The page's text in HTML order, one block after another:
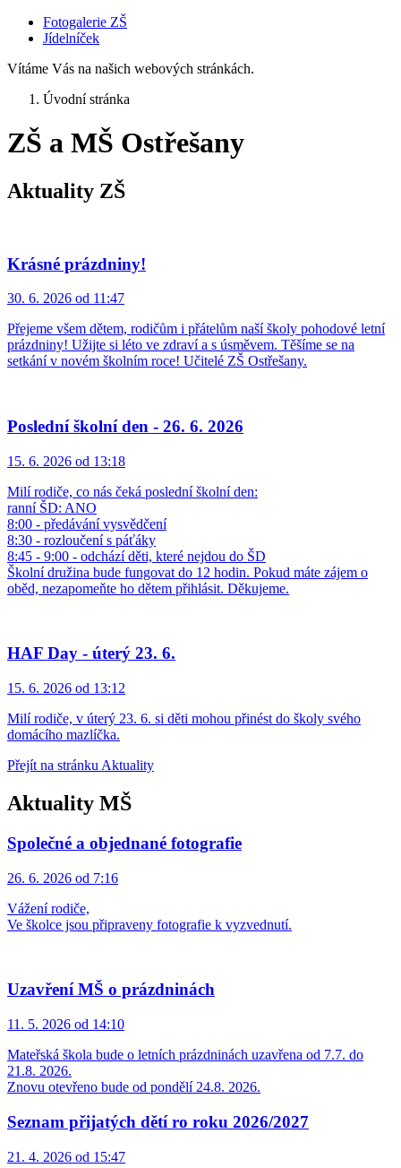
Fotogalerie ZŠ
Jídelníček
Vítáme Vás na našich webových stránkách.
Úvodní stránka
ZŠ a MŠ Ostřešany
Aktuality ZŠ
Krásné prázdniny!
30. 6. 2026 od 11:47
Přejeme všem dětem, rodičům i přátelům naší školy pohodové letní
prázdniny! Užijte si léto ve zdraví a s úsměvem. Těšíme se na
setkání v novém školním roce! Učitelé ZŠ Ostřešany.
Poslední školní den - 26. 6. 2026
15. 6. 2026 od 13:18
Milí rodiče, co nás čeká poslední školní den:
ranní ŠD: ANO
8:00 - předávání vysvědčení
8:30 - rozloučení s páťáky
8:45 - 9:00 - odchází děti, které nejdou do ŠD
Školní družina bude fungovat do 12 hodin. Pokud máte zájem o
oběd, nezapomeňte ho dětem přihlásit. Děkujeme.
HAF Day - úterý 23. 6.
15. 6. 2026 od 13:12
Milí rodiče, v úterý 23. 6. si děti mohou přinést do školy svého
domácího mazlíčka.
Přejít na stránku Aktuality
Aktuality MŠ
Společné a objednané fotografie
26. 6. 2026 od 7:16
Vážení rodiče,
Ve školce jsou připraveny fotografie k vyzvednutí.
Uzavření MŠ o prázdninách
11. 5. 2026 od 14:10
Mateřská škola bude o letních prázdninách uzavřena od 7.7. do
21.8. 2026.
Znovu otevřeno bude od pondělí 24.8. 2026.
Seznam přijatých dětí ro roku 2026/2027
21. 4. 2026 od 15:47